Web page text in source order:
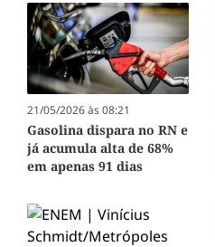
21/05/2026 às 08:21
Gasolina dispara no RN e
já acumula alta de 68%
em apenas 91 dias